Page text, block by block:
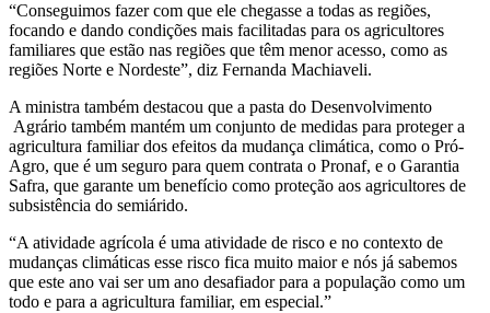
“Conseguimos fazer com que ele chegasse a todas as regiões,
focando e dando condições mais facilitadas para os agricultores
familiares que estão nas regiões que têm menor acesso, como as
regiões Norte e Nordeste”, diz Fernanda Machiaveli.
A ministra também destacou que a pasta do Desenvolvimento
Agrário também mantém um conjunto de medidas para proteger a
agricultura familiar dos efeitos da mudança climática, como o Pró-
Agro, que é um seguro para quem contrata o Pronaf, e o Garantia
Safra, que garante um benefício como proteção aos agricultores de
subsistência do semiárido.
“A atividade agrícola é uma atividade de risco e no contexto de
mudanças climáticas esse risco fica muito maior e nós já sabemos
que este ano vai ser um ano desafiador para a população como um
todo e para a agricultura familiar, em especial.”